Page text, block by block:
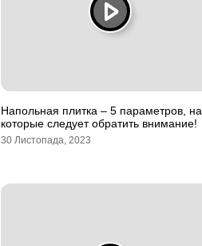
Напольная плитка – 5 параметров, на
которые следует обратить внимание!
30 Листопада, 2023